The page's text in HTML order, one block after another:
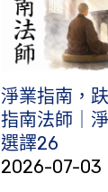
淨業指南，趺
指南法師｜
選譯26
2026-07-03